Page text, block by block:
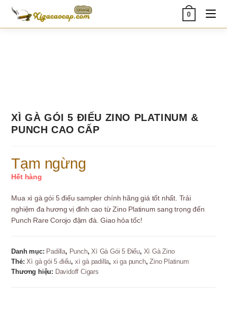
Skip
content
0
XÌ GÀ GÓI 5 ĐIẾU ZINO PLATINUM &
PUNCH CAO CẤP
Tạm ngừng
Hết hàng
Mua xì gà gói 5 điếu sampler chính hãng giá tốt nhất. Trải
nghiệm đa hương vị đỉnh cao từ Zino Platinum sang trọng đến
Punch Rare Corojo đậm đà. Giao hỏa tốc!
Danh mục: Padilla, Punch,Xì Gà Gói 5 Điếu, Xì Gà Zino
Thẻ:Xì gà gói 5 điếu, xì gà padilla, xi ga punch,Zino Platinum
Thương hiệu: Davidoff Cigars